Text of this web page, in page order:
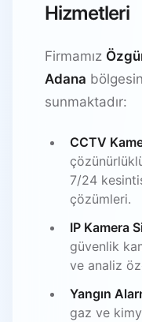
Hizmetleri
Firmamız
Adana
sunmaktadır:
CCTV
7/24
çözümleri.
IP Kamera
güvenlik
ve analiz
Yangın
gaz ve